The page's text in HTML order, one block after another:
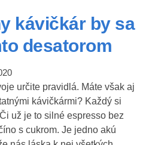
kávičkár by sa
desatorom
určite pravidlá. Máte však aj
kávičkármi? Každý si
už je to silné espresso bez
s cukrom. Je jedno akú